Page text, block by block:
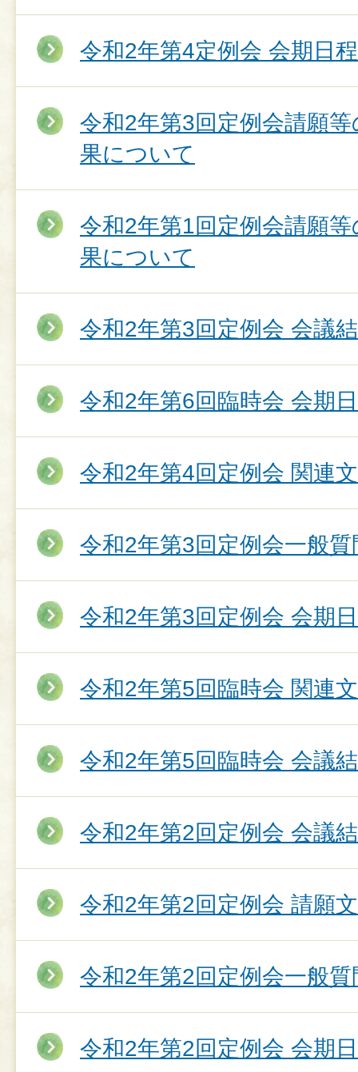
令和2年第4定例会 会期日程
令和2年第3回定例会請願
果について
令和2年第1回定例会請願
果について
令和2年第3回定例会 会議
令和2年第6回臨時会 会期
令和2年第4回定例会 関連
令和2年第3回定例会一般質
令和2年第3回定例会 会期
令和2年第5回臨時会 関連
令和2年第5回臨時会 会議
令和2年第2回定例会 会議
令和2年第2回定例会 請願
令和2年第2回定例会一般質
令和2年第2回定例会 会期